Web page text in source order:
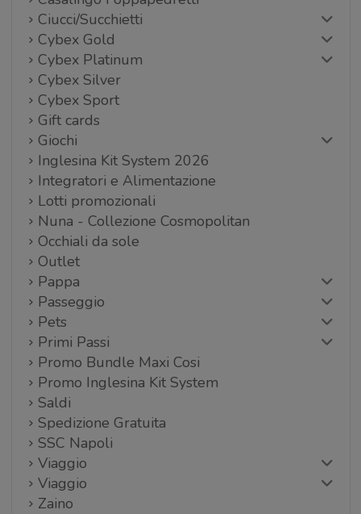
Ciucci/Succhietti
Cybex Gold
Cybex Platinum
Cybex Silver
Cybex Sport
Gift cards
Giochi
Inglesina Kit System 2026
Integratori e Alimentazione
Lotti promozionali
Nuna - Collezione Cosmopolitan
Occhiali da sole
Outlet
Pappa
Passeggio
Pets
Primi Passi
Promo Bundle Maxi Cosi
Promo Inglesina Kit System
Saldi
Spedizione Gratuita
SSC Napoli
Viaggio
Viaggio
Zaino